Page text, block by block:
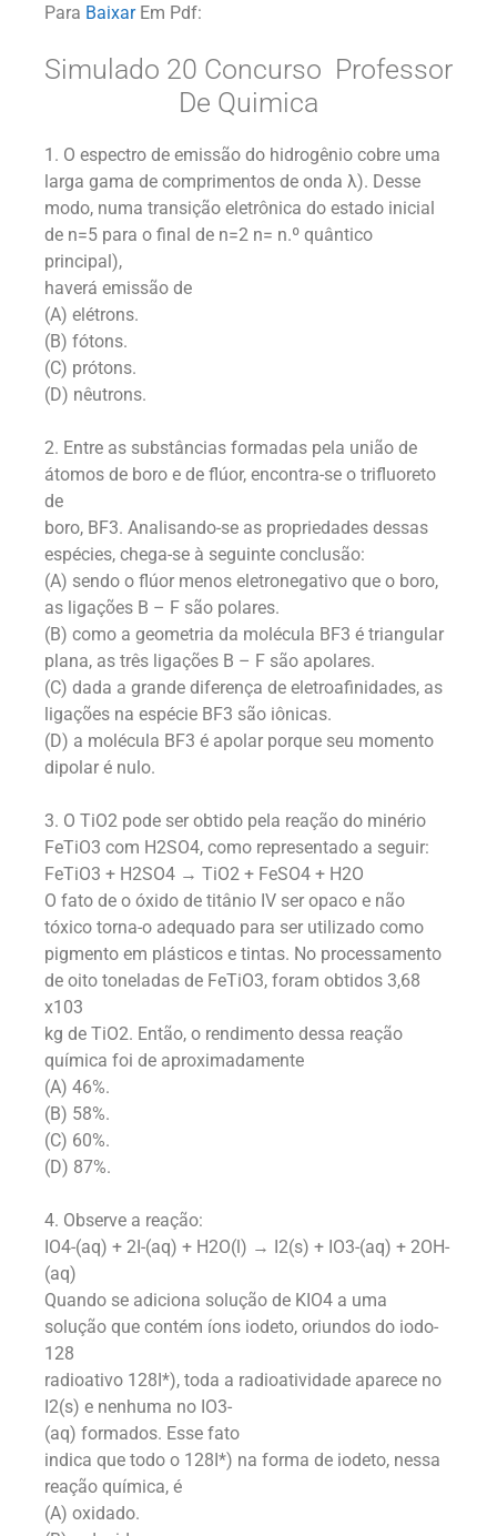
Para BaixarEm Pdf:
Simulado 20 Concurso Professor
De Quimica
1. O espectro de emissão do hidrogênio cobre uma
larga gama de comprimentos de onda λ). Desse
modo, numa transição eletrônica do estado inicial
de n=5 para o final de n=2 n= n.º quântico
principal),
haverá emissão de
(A) elétrons.
(B) fótons.
(C) prótons.
(D) nêutrons.
2. Entre as substâncias formadas pela união de
átomos de boro e de flúor, encontra-se o trifluoreto
de
boro, BF3. Analisando-se as propriedades dessas
espécies, chega-se à seguinte conclusão:
(A) sendo o flúor menos eletronegativo que o boro,
as ligações B – F são polares.
(B) como a geometria da molécula BF3 é triangular
plana, as três ligações B – F são apolares.
(C) dada a grande diferença de eletroafinidades, as
ligações na espécie BF3 são iônicas.
(D) a molécula BF3 é apolar porque seu momento
dipolar é nulo.
3. O TiO2 pode ser obtido pela reação do minério
FeTiO3 com H2SO4, como representado a seguir:
FeTiO3 + H2SO4 → TiO2 + FeSO4 + H2O
O fato de o óxido de titânio IV ser opaco e não
tóxico torna-o adequado para ser utilizado como
pigmento em plásticos e tintas. No processamento
de oito toneladas de FeTiO3, foram obtidos 3,68
x103
kg de TiO2. Então, o rendimento dessa reação
química foi de aproximadamente
(A) 46%.
(B) 58%.
(C) 60%.
(D) 87%.
4. Observe a reação:
IO4-(aq) + 2I-(aq) + H2O(l) → I2(s) + IO3-(aq) + 2OH-
(aq)
Quando se adiciona solução de KIO4 a uma
solução que contém íons iodeto, oriundos do iodo-
128
radioativo 128I*), toda a radioatividade aparece no
I2(s) e nenhuma no IO3-
(aq) formados. Esse fato
indica que todo o 128I*) na forma de iodeto, nessa
reação química, é
(A) oxidado.